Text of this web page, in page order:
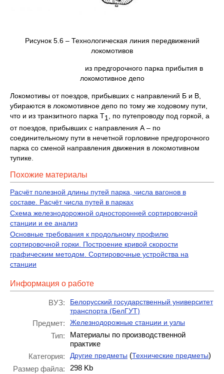
Рисунок 5.6 – Технологическая линия передвижений
локомотивов
из предгорочного парка прибытия в
локомотивное депо
Локомотивы от поездов, прибывших с направлений Б и В,
убираются в локомотивное депо по тому же ходовому пути,
что и из транзитного парка Т1
, по путепроводу под горкой, а
от поездов, прибывших с направления А – по
соединительному пути в нечетной горловине предгорочного
парка со сменой направления движения в локомотивном
тупике.
Похожие материалы
Расчёт полезной длины путей парка, числа вагонов в
составе. Расчёт числа путей в парках
Схема железнодорожной односторонней сортировочной
станции и ее анализ
Основные требования к продольному профилю
сортировочной горки. Построение кривой скорости
графическим методом. Сортировочные устройства на
станции
Информация о работе
ВУЗ:
Белорусский государственный университет
транспорта (БелГУТ)
Предмет: Железнодорожные станции и узлы
Тип:
Материалы по производственной
практике
Категория:
Другие предметы (Технические предметы)
Размер файла:
298 Kb